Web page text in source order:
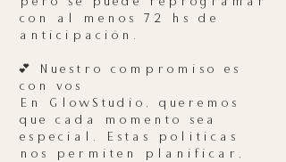
con al menos 72 hs de
anticipación.
💕 Nuestro compromiso es
con vos
En GlowStudio, queremos
que cada momento sea
especial. Estas políticas
nos permiten planificar,